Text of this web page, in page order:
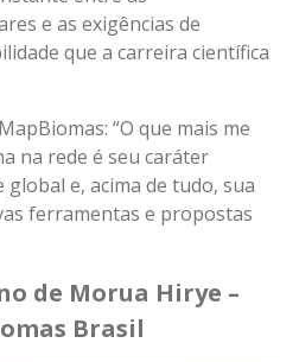
e as exigências de
que a carreira científica
“O que mais me
na rede é seu caráter
e, acima de tudo, sua
ferramentas e propostas
de Morua Hirye –
Brasil